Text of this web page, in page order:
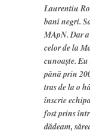
Laurentiu
bani negri.
MApN. Dar
celor de la
cunoaște.
până prin
tras de la o
înscrie
fost prins
dădeam,